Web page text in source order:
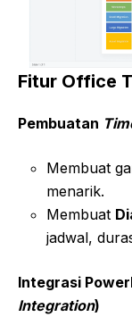
Fitur Office
Pembuatan
Membuat
menarik.
Membuat
jadwal,
Integrasi
Integration)